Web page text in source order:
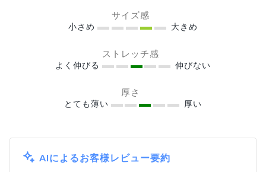
サイズ感
小さめ 大きめ
ストレッチ感
よく伸びる 伸びない
厚さ
とても薄い 厚い
AIによるお客様レビュー要約